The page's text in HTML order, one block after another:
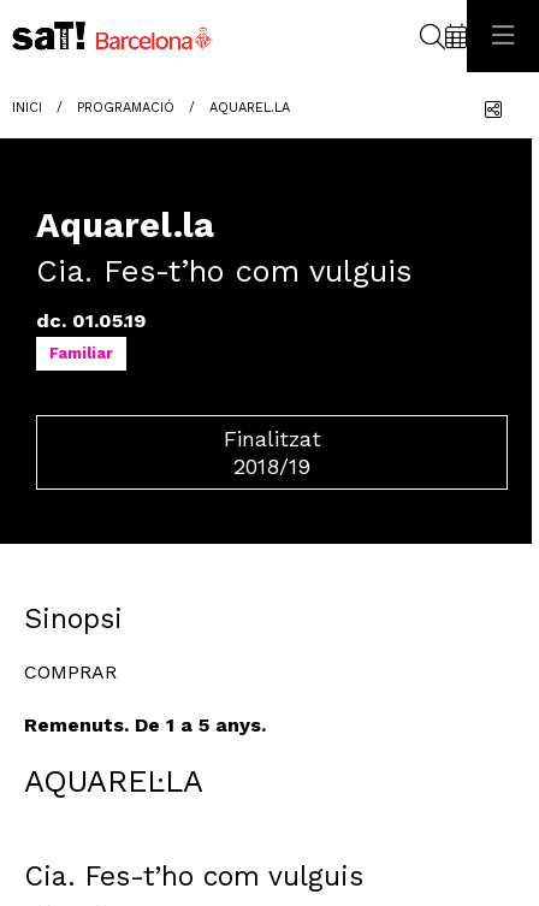
INICI PROGRAMACIÓ AQUAREL.LA
Aquarel.la
Cia. Fes-t’ho com vulguis
dc. 01.05.19
Familiar
Finalitzat
2018/19
Sinopsi
COMPRAR
Remenuts. De 1 a 5 anys.
AQUAREL·LA
Cia. Fes-t’ho com vulguis